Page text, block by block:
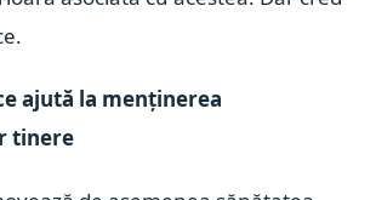
ajută la menținerea
tinere